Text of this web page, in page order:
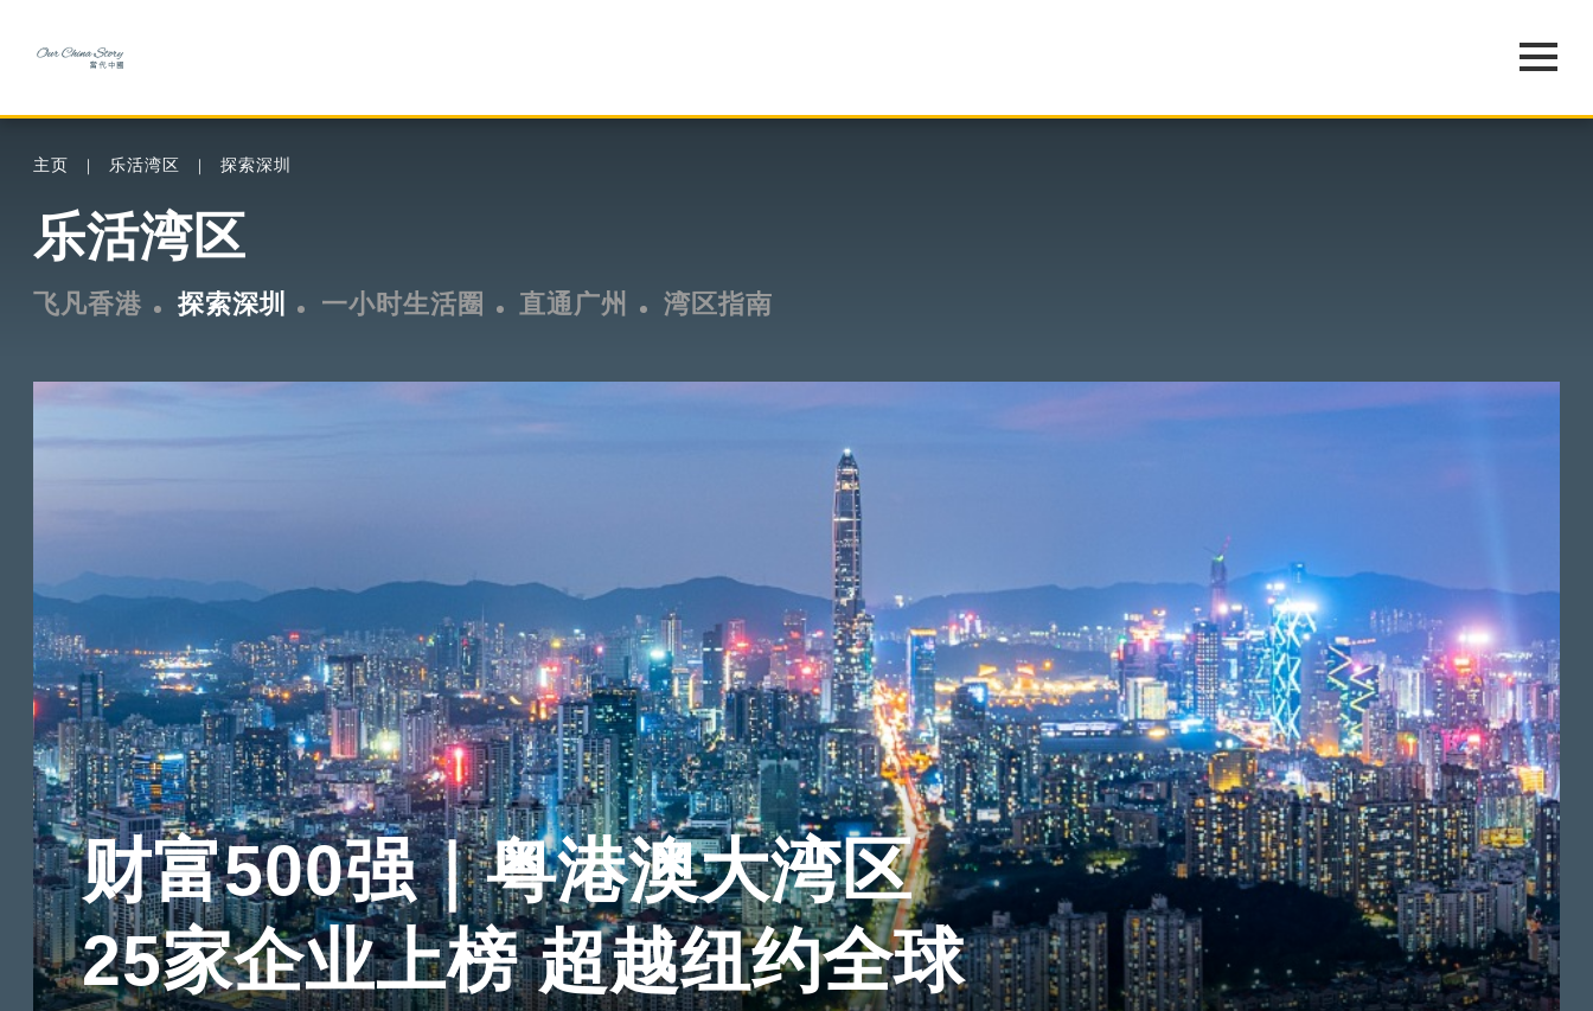
主页 乐活湾区 探索深圳
乐活湾区
飞凡香港 探索深圳 一小时生活圈 直通广州 湾区指南
财富500强｜粤港澳大湾区
25家企业上榜 超越纽约全球